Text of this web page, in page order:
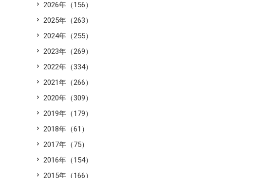
2026年（156）
2025年（263）
2024年（255）
2023年（269）
2022年（334）
2021年（266）
2020年（309）
2019年（179）
2018年（61）
2017年（75）
2016年（154）
2015年（166）